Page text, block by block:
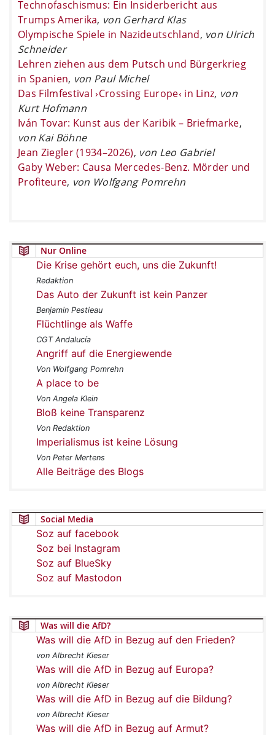
Technofaschismus: Ein Insiderbericht aus
Trumps Amerika, von Gerhard Klas
Olympische Spiele in Nazideutschland, von Ulrich
Schneider
Lehren ziehen aus dem Putsch und Bürgerkrieg
in Spanien, von Paul Michel
Das Filmfestival ›Crossing Europe‹ in Linz, von
Kurt Hofmann
Iván Tovar: Kunst aus der Karibik – Briefmarke,
von Kai Böhne
Jean Ziegler (1934–2026), von Leo Gabriel
Gaby Weber: Causa Mercedes-Benz. Mörder und
Profiteure, von Wolfgang Pomrehn
Nur Online
Die Krise gehört euch, uns die Zukunft!
Redaktion
Das Auto der Zukunft ist kein Panzer
Benjamin Pestieau
Flüchtlinge als Waffe
CGT Andalucía
Angriff auf die Energiewende
Von Wolfgang Pomrehn
A place to be
Von Angela Klein
Bloß keine Transparenz
Von Redaktion
Imperialismus ist keine Lösung
Von Peter Mertens
Alle Beiträge des Blogs
Social Media
Soz auf facebook
Soz bei Instagram
Soz auf BlueSky
Soz auf Mastodon
Was will die AfD?
Was will die AfD in Bezug auf den Frieden?
von Albrecht Kieser
Was will die AfD in Bezug auf Europa?
von Albrecht Kieser
Was will die AfD in Bezug auf die Bildung?
von Albrecht Kieser
Was will die AfD in Bezug auf Armut?